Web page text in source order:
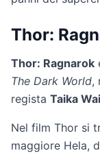
Thor:
Thor: Ragnarok
The Dark World,
regista Taika
Nel film Thor si
maggiore Hela,